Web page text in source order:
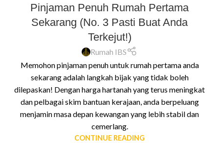
Pinjaman Penuh Rumah Pertama
Sekarang (No. 3 Pasti Buat Anda
Terkejut!)
Rumah IBS
Memohon pinjaman penuh untuk rumah pertama anda
sekarang adalah langkah bijak yang tidak boleh
dilepaskan! Dengan harga hartanah yang terus meningkat
dan pelbagai skim bantuan kerajaan, anda berpeluang
menjamin masa depan kewangan yang lebih stabil dan
cemerlang.
CONTINUE READING